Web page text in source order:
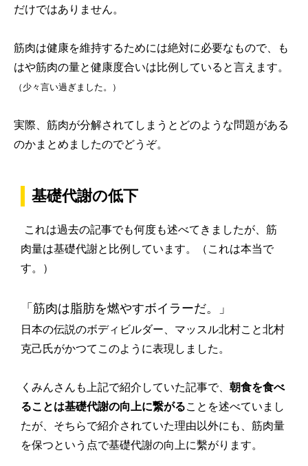
だけではありません。
筋肉は健康を維持するためには絶対に必要なもので、も
はや筋肉の量と健康度合いは比例していると言えます。
（少々言い過ぎました。）
実際、筋肉が分解されてしまうとどのような問題がある
のかまとめましたのでどうぞ。
基礎代謝の低下
これは過去の記事でも何度も述べてきましたが、筋
肉量は基礎代謝と比例しています。（これは本当で
す。）
「筋肉は脂肪を燃やすボイラーだ。」
日本の伝説のボディビルダー、マッスル北村こと北村
克己氏がかつてこのように表現しました。
くみんさんも上記で紹介していた記事で、朝食を食べ
ることは基礎代謝の向上に繋がることを述べていまし
たが、そちらで紹介されていた理由以外にも、筋肉量
を保つという点で基礎代謝の向上に繫がります。